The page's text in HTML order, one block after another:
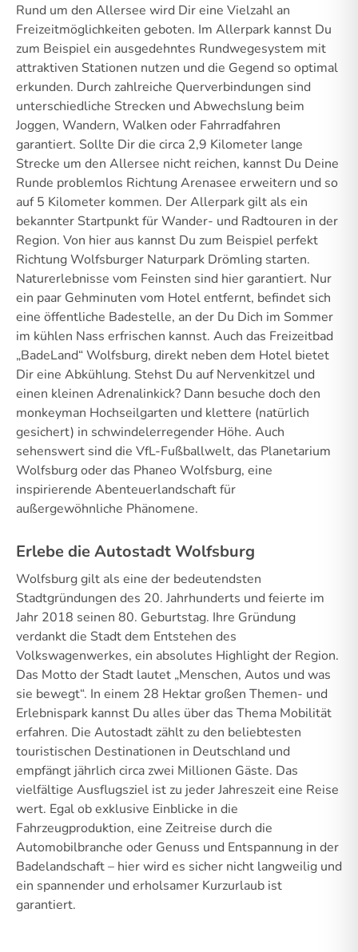
Rund um den Allersee wird Dir eine Vielzahl an
Freizeitmöglichkeiten geboten. Im Allerpark kannst Du
zum Beispiel ein ausgedehntes Rundwegesystem mit
attraktiven Stationen nutzen und die Gegend so optimal
erkunden. Durch zahlreiche Querverbindungen sind
unterschiedliche Strecken und Abwechslung beim
Joggen, Wandern, Walken oder Fahrradfahren
garantiert. Sollte Dir die circa 2,9 Kilometer lange
Strecke um den Allersee nicht reichen, kannst Du Deine
Runde problemlos Richtung Arenasee erweitern und so
auf 5 Kilometer kommen. Der Allerpark gilt als ein
bekannter Startpunkt für Wander- und Radtouren in der
Region. Von hier aus kannst Du zum Beispiel perfekt
Richtung Wolfsburger Naturpark Drömling starten.
Naturerlebnisse vom Feinsten sind hier garantiert. Nur
ein paar Gehminuten vom Hotel entfernt, befindet sich
eine öffentliche Badestelle, an der Du Dich im Sommer
im kühlen Nass erfrischen kannst. Auch das Freizeitbad
„BadeLand“ Wolfsburg, direkt neben dem Hotel bietet
Dir eine Abkühlung. Stehst Du auf Nervenkitzel und
einen kleinen Adrenalinkick? Dann besuche doch den
monkeyman Hochseilgarten und klettere (natürlich
gesichert) in schwindelerregender Höhe. Auch
sehenswert sind die VfL-Fußballwelt, das Planetarium
Wolfsburg oder das Phaneo Wolfsburg, eine
inspirierende Abenteuerlandschaft für
außergewöhnliche Phänomene.
Erlebe die Autostadt Wolfsburg
Wolfsburg gilt als eine der bedeutendsten
Stadtgründungen des 20. Jahrhunderts und feierte im
Jahr 2018 seinen 80. Geburtstag. Ihre Gründung
verdankt die Stadt dem Entstehen des
Volkswagenwerkes, ein absolutes Highlight der Region.
Das Motto der Stadt lautet „Menschen, Autos und was
sie bewegt“. In einem 28 Hektar großen Themen- und
Erlebnispark kannst Du alles über das Thema Mobilität
erfahren. Die Autostadt zählt zu den beliebtesten
touristischen Destinationen in Deutschland und
empfängt jährlich circa zwei Millionen Gäste. Das
vielfältige Ausflugsziel ist zu jeder Jahreszeit eine Reise
wert. Egal ob exklusive Einblicke in die
Fahrzeugproduktion, eine Zeitreise durch die
Automobilbranche oder Genuss und Entspannung in der
Badelandschaft – hier wird es sicher nicht langweilig und
ein spannender und erholsamer Kurzurlaub ist
garantiert.